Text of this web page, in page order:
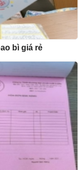
bì giá rẻ